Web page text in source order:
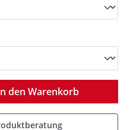
den gewünschten
den Warenkorb